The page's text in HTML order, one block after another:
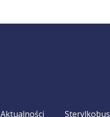
Aktualności Sterylkobus